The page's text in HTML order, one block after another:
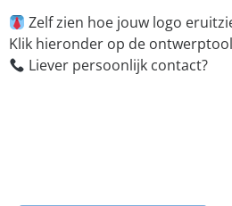
Zelf zien hoe jouw logo
Klik hieronder op de
Liever persoonlijk contact?